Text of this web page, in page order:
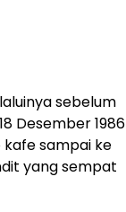
sebelum
Desember 1986
sampai ke
yang sempat